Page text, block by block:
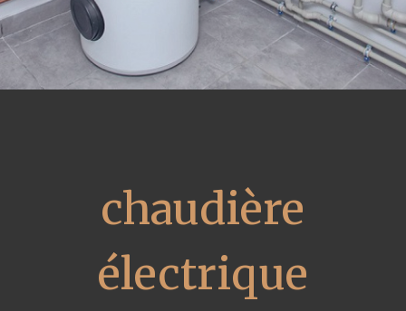
chaudière
électrique